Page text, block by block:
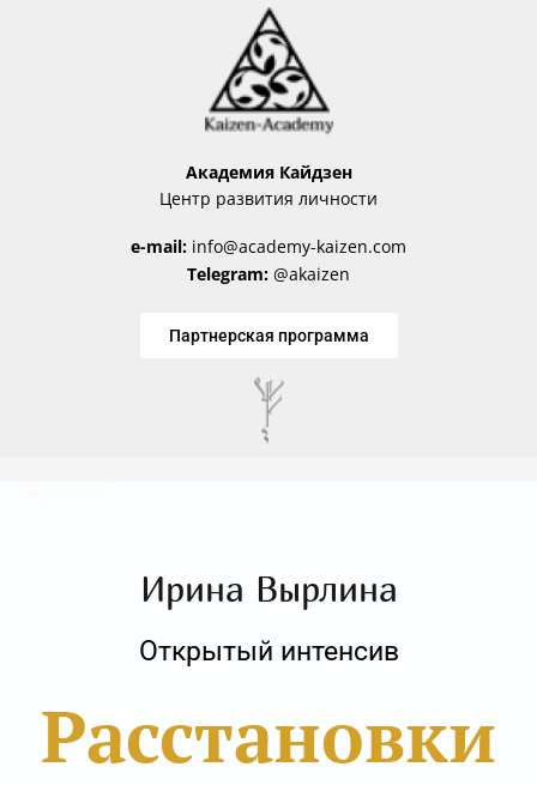
Академия Кайдзен
Центр развития личности
e-mail: info@academy-kaizen.com
Telegram: @akaizen
Партнерская программа
Ирина Вырлина
Открытый интенсив
Расстановки